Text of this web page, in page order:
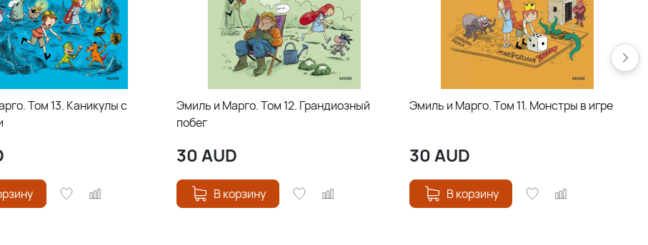
Том 13. Каникулы с
Эмиль и Марго. Том 12. Грандиозный
побег
30AUD
В корзину
Эмиль и Марго. Том 11. Монстры в игре
30AUD
В корзину